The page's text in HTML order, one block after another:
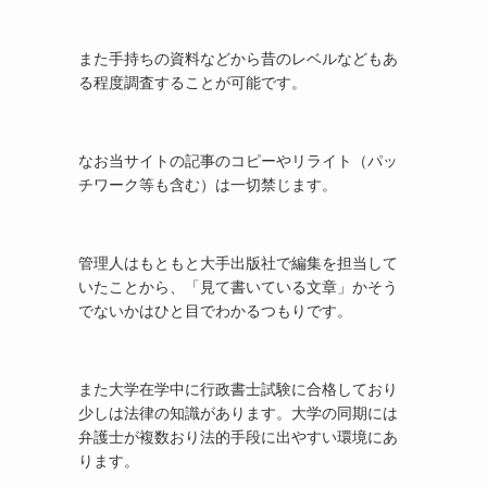
また手持ちの資料などから昔のレベルなどもあ
る程度調査することが可能です。
なお当サイトの記事のコピーやリライト（パッ
チワーク等も含む）は一切禁じます。
管理人はもともと大手出版社で編集を担当して
いたことから、「見て書いている文章」かそう
でないかはひと目でわかるつもりです。
また大学在学中に行政書士試験に合格しており
少しは法律の知識があります。大学の同期には
弁護士が複数おり法的手段に出やすい環境にあ
ります。